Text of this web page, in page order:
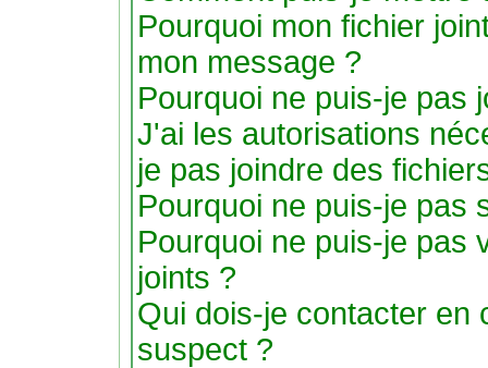
Pourquoi mon fichier
mon message ?
Pourquoi ne puis-je pas
J'ai les autorisations
je pas joindre des
Pourquoi ne puis-je pas
Pourquoi ne puis-je pas
joints ?
Qui dois-je contacter en
suspect ?